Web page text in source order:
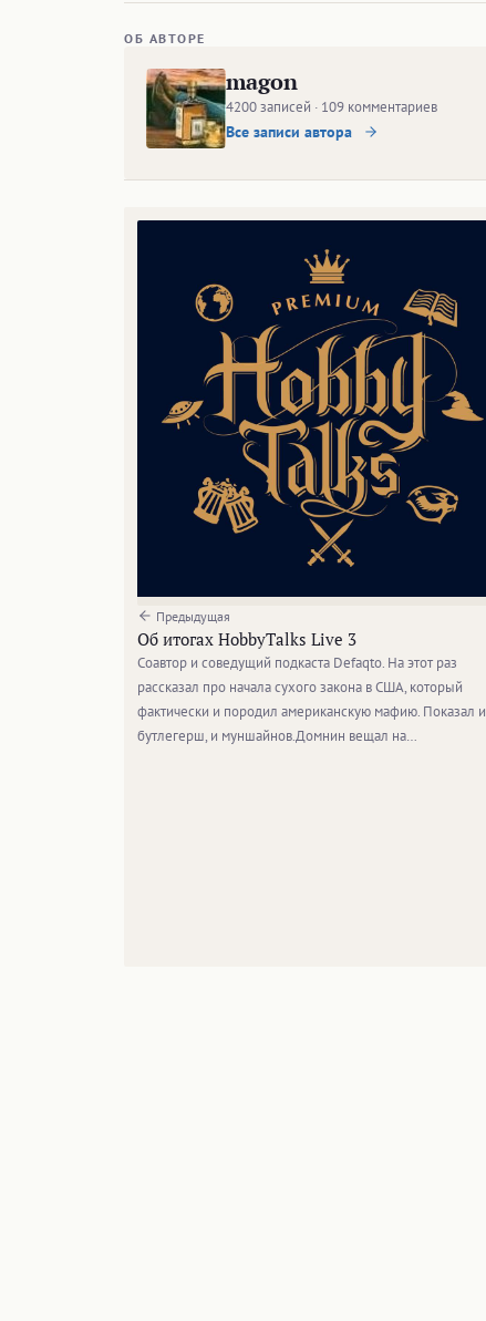
ОБ АВТОРЕ
magon
4200 записей · 109 комментариев
Все записи автора
Предыдущая
Об итогах HobbyTalks Live 3
Соавтор и соведущий подкаста Defaqto. На этот раз
рассказал про начала сухого закона в США, который
фактически и породил американскую мафию. Показал и
бутлегерш, и муншайнов.Домнин вещал на…